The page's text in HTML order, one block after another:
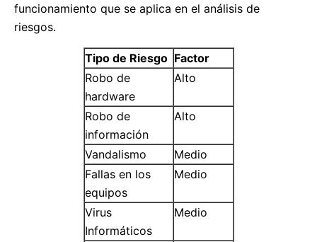
funcionamiento que se aplica en el análisis de
riesgos.
Tipo de Riesgo Factor
Robo de
hardware
Alto
Robo de
información
Alto
Vandalismo
Medio
Fallas en los
equipos
Medio
Virus
Informáticos
Medio